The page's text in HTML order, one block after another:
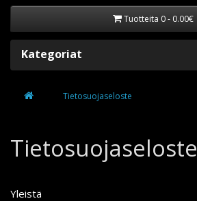
Tuotteita 0 - 0.00€
Kategoriat
Tietosuojaseloste
Tietosuojaseloste
Yleistä